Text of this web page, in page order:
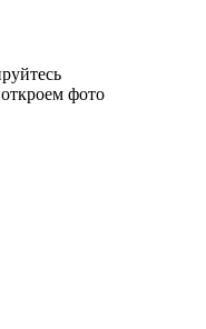
фото